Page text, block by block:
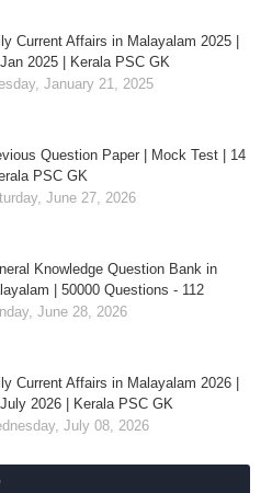
Current Affairs in Malayalam 2025 |
2025 | Kerala PSC GK
January 21, 2025
Question Paper | Mock Test | 14
PSC GK
June 27, 2026
Knowledge Question Bank in
| 50000 Questions - 112
June 28, 2026
Current Affairs in Malayalam 2026 |
2026 | Kerala PSC GK
July 08, 2026